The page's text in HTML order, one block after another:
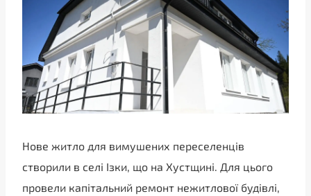
Нове житло для вимушених переселенців
створили в селі Ізки, що на Хустщині. Для цього
провели капітальний ремонт нежитлової будівлі,